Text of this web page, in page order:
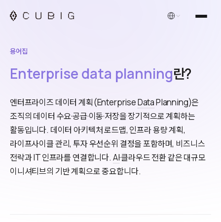
한국어
용어집
Enterprise data planning란?
엔터프라이즈 데이터 계획(EnterpriseDataPlanning)은
조직의 데이터 수요·공급·이동·저장을 장기적으로 계획하는
활동입니다. 데이터 아키텍처 로드맵, 인프라 용량 계획,
라이프사이클 관리, 투자 우선순위 결정을 포함하며, 비즈니스
전략과 IT 인프라를 연결합니다. AI·클라우드 전환 같은 대규모
이니셔티브의 기반 계획으로 중요합니다.